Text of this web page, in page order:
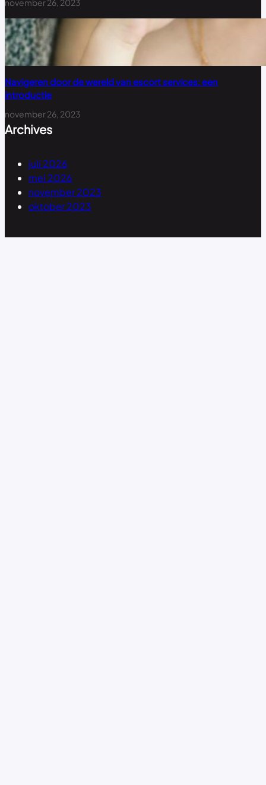
november 26, 2023
Navigeren door de wereld van escort services: een
introductie
november 26, 2023
Archives
juli 2026
mei 2026
november 2023
oktober 2023